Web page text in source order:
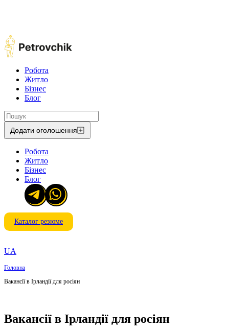
Робота
Житло
Бізнес
Блог
Додати оголошення
Робота
Житло
Бізнес
Блог
Каталог резюме
UA
Головна
Вакансії в Ірландії для росіян
Вакансії в Ірландії для росіян